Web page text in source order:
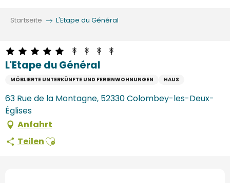
Startseite L'Etape du Général
L'Etape du Général
MÖBLIERTE UNTERKÜNFTE UND FERIENWOHNUNGEN HAUS
63 Rue de la Montagne, 52330 Colombey-les-Deux-
Églises
Anfahrt
TeilenAjouter aux favoris